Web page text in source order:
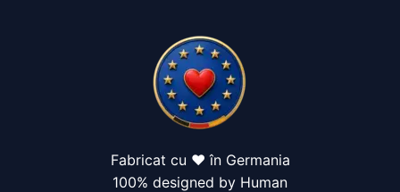
Fabricat cu ❤️ în Germania
100% designed by Human